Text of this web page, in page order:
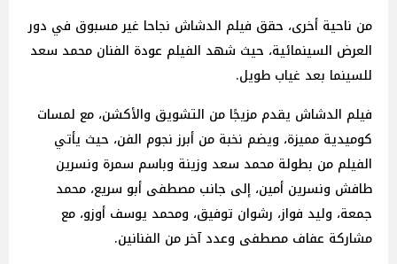
من ناحية أخرى، حقق فيلم الدشاش نجاحا غير مسبوق في دور
العرض السينمائية، حيث شهد الفيلم عودة الفنان محمد سعد
للسينما بعد غياب طويل.
فيلم الدشاش يقدم مزيجًا من التشويق والأكشن، مع لمسات
كوميدية مميزة، ويضم نخبة من أبرز نجوم الفن، حيث يأتي
الفيلم من بطولة محمد سعد وزينة وباسم سمرة ونسرين
طافش ونسرين أمين، إلى جانب مصطفى أبو سريع، محمد
جمعة، وليد فواز، رشوان توفيق، ومحمد يوسف أوزو، مع
مشاركة عفاف مصطفى وعدد آخر من الفنانين.